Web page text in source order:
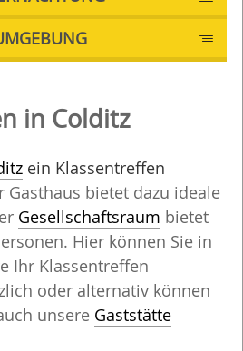
in Colditz
ein Klassentreffen
Gasthaus bietet dazu ideale
Gesellschaftsraum bietet
Hier können Sie in
Ihr Klassentreffen
oder alternativ können
unsere Gaststätte